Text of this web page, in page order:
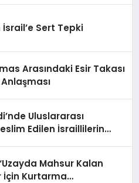
Sert Tepki
Arasındaki Esir Takası
Uluslararası
Edilen İsraillilerin
Mahsur Kalan
Kurtarma